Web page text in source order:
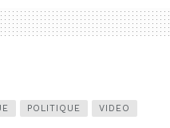
POLITIQUE VIDEO